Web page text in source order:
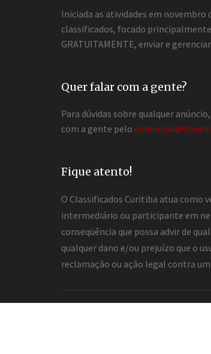
Iniciada as atividades em novembro
classificados, focado
GRATUITAMENTE, enviar e
Quer falar com a gente?
Para dúvidas sobre qualquer
com a gente pelo
Fique atento!
O Classificados Curitiba atua como
intermediário ou participante em
conseqüência que possa advir de
qualquer dano e/ou prejuízo que o
reclamação ou ação legal contra